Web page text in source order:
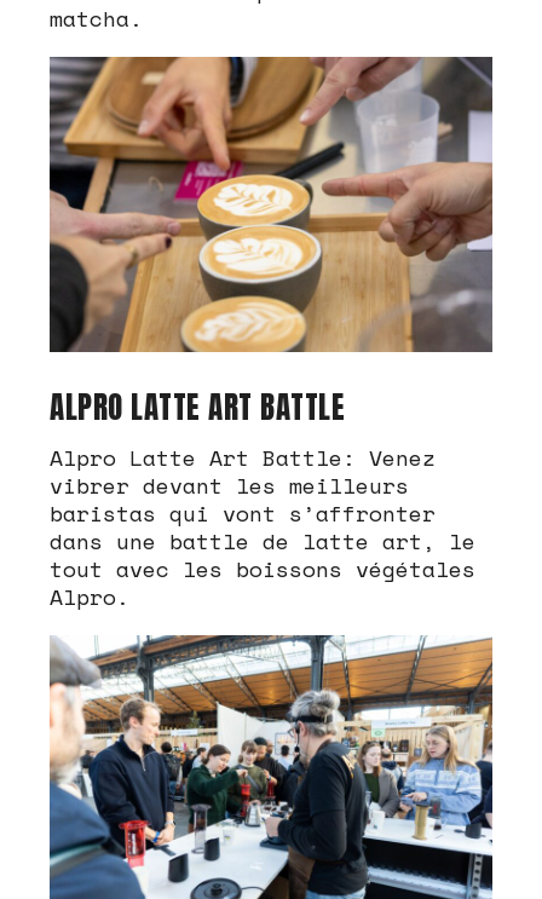
matcha.
ALPRO LATTE ART BATTLE
Alpro Latte Art Battle: Venez
vibrer devant les meilleurs
baristas qui vont s’affronter
dans une battle de latte art, le
tout avec les boissons végétales
Alpro.